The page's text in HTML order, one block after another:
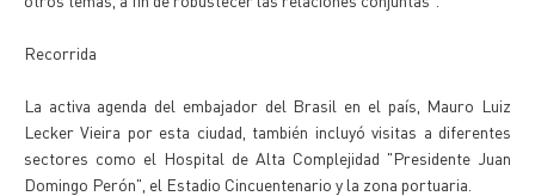
Recorrida
La activa agenda del embajador del Brasil en el país, Mauro Luiz
Lecker Vieira por esta ciudad, también incluyó visitas a diferentes
sectores como el Hospital de Alta Complejidad "Presidente Juan
Domingo Perón", el Estadio Cincuentenario y la zona portuaria.